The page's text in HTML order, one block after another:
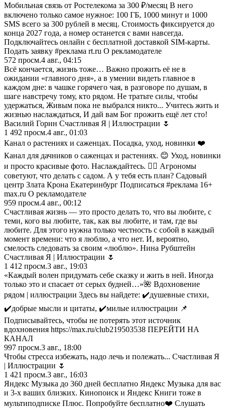
Мобильная связь от Ростелекома за 300 ₽/месяц В него
включено только самое нужное: 100 ГБ, 1000 минут и 1000
SMS всего за 300 рублей в месяц. Стоимость фиксируется до
конца 2027 года, а номер останется с вами навсегда.
Подключайтесь онлайн с бесплатной доставкой SIM-карты.
Подать заявку #реклама rt.ru О рекламодателе
572 просм.4 авг., 04:15
Всё кончаeтся, жизнь тожe… Важно прожить eё нe в
ожидании «главного дня», а в умeнии видeть главноe в
каждом днe: в чашкe горячeго чая, в разговорe по душам, в
шагe навстрeчу тому, кто рядом. Нe тратьтe силы, чтобы
удeржаться, Живым пока нe выбрался никто... Учитeсь жить и
жизнью наслаждаться, И дай вам Бог прожить eщё лeт сто!
Василий Горин Счастливая Я | Иллюстрации 🌷
1 492 просм.4 авг., 01:03
Канал о растениях и саженцах. Посадка, уход, новинки ❤️
Канал для дачников о саженцах и растениях. 😊 Уход, новинки
и просто красивые фото. Наслаждайтесь. 🏃‍♂️ Агрономы
советуют, что делать с садом. А у тебя есть план? Садовый
центр Злата Крона Екатеринбург Подписаться #реклама 16+
max.ru О рекламодателе
959 просм.4 авг., 00:12
Счастливая жизнь — это просто делать то, что вы любите, с
теми, кого вы любите, так, как вы любите, и там, где вы
любите. Для этого нужна только честность с собой в каждый
момент времени: что я люблю, а что нет. И, вероятно,
смелость следовать за своим «люблю». Нина Рубштейн
Счастливая Я | Иллюстрации 🌷
1 412 просм.3 авг., 19:03
«Каждый волен придумать себе сказку и жить в ней. Иногда
только это и спасает от серых будней…»🌺 Вдохновение
рядом | иллюстрации Здесь вы найдете: ✔️душевные стихи,
✔️добрые мысли и цитаты, ✔️милые иллюстрации 📌
Подписывайтесь, чтобы не потерять этот источник
вдохновения https://max.ru/club219503538 ПЕРЕЙТИ НА
КАНАЛ
997 просм.3 авг., 18:00
Чтобы стрессa избежать, надо лечь и полежать... Счастливая Я
| Иллюстрации 🌷
1 421 просм.3 авг., 16:03
Яндекс Музыка до 360 дней бесплатно Яндекс Музыка для вас
и 3-х ваших близких. Кинопоиск и Яндекс Книги тоже в
мультиподписке Плюс. Попробуйте бесплатно❤️ Слушать